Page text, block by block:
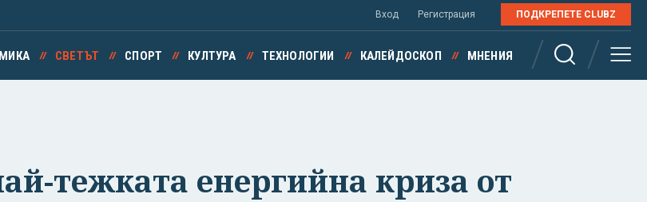
Вход Регистрация ПОДКРЕПЕТЕ CLUBZ
СВЕТЪТ СПОРТ КУЛТУРА ТЕХНОЛОГИИ КАЛЕЙДОСКОП МНЕНИЯ
тежката енергийна криза от